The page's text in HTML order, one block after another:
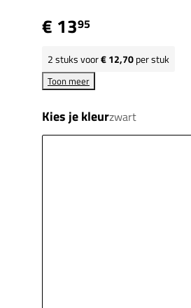
€ 1395
2stuks voor€ 12,70per stuk
Toon meer
Kies je kleurzwart